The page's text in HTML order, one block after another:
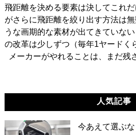
飛距離を決める要素は決してこれ
がさらに飛距離を絞り出す方法は
うな画期的な素材が出てきていな
の改革は少しずつ（毎年1ヤードく
メーカーがやれることは、まだ残
人気記事
今あえて選ぶ